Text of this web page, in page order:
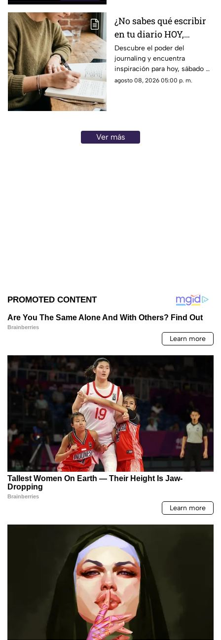
¿No sabes qué escribir
en tu diario HOY,
sábado 8 de junio de
2026? Usa este journal
prompt
Descubre el poder del
journaling y encuentra
inspiración para hoy, sábado 8
de junio de 2026. Un prompt
agosto 08, 2026 05:00 p. m.
Ver más